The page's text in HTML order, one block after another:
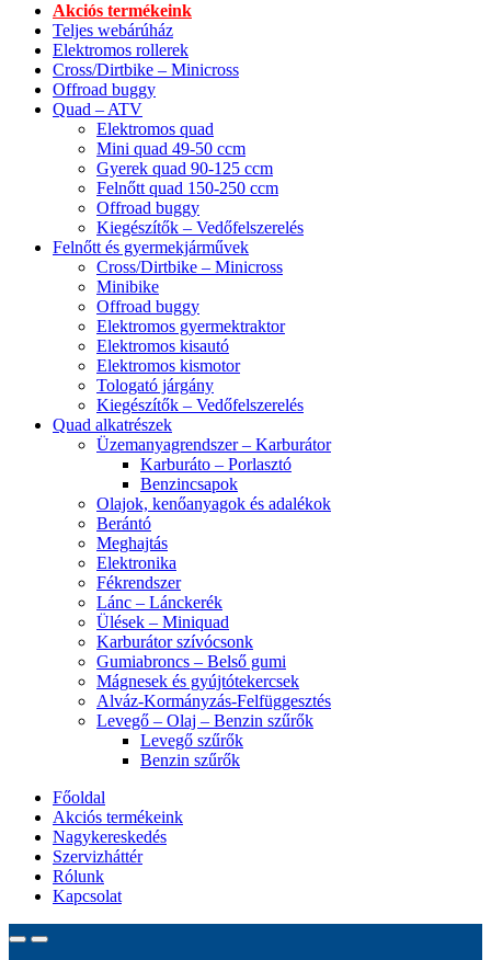
Akciós termékeink
Teljes webárúház
Elektromos rollerek
Cross/Dirtbike – Minicross
Offroad buggy
Quad – ATV
Elektromos quad
Mini quad 49-50 ccm
Gyerek quad 90-125 ccm
Felnőtt quad 150-250 ccm
Offroad buggy
Kiegészítők – Vedőfelszerelés
Felnőtt és gyermekjárművek
Cross/Dirtbike – Minicross
Minibike
Offroad buggy
Elektromos gyermektraktor
Elektromos kisautó
Elektromos kismotor
Tologató járgány
Kiegészítők – Vedőfelszerelés
Quad alkatrészek
Üzemanyagrendszer – Karburátor
Karburáto – Porlasztó
Benzincsapok
Olajok, kenőanyagok és adalékok
Berántó
Meghajtás
Elektronika
Fékrendszer
Lánc – Lánckerék
Ülések – Miniquad
Karburátor szívócsonk
Gumiabroncs – Belső gumi
Mágnesek és gyújtótekercsek
Alváz-Kormányzás-Felfüggesztés
Levegő – Olaj – Benzin szűrők
Levegő szűrők
Benzin szűrők
Főoldal
Akciós termékeink
Nagykereskedés
Szervizháttér
Rólunk
Kapcsolat